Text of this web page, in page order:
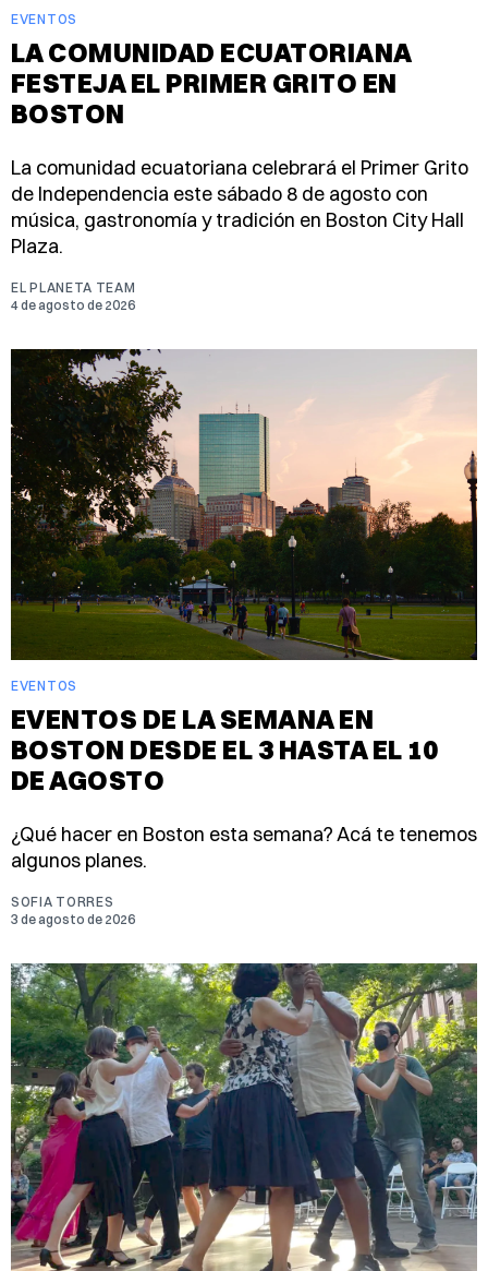
EVENTOS
LA COMUNIDAD ECUATORIANA
FESTEJA EL PRIMER GRITO EN
BOSTON
La comunidad ecuatoriana celebrará el Primer Grito
de Independencia este sábado 8 de agosto con
música, gastronomía y tradición en Boston City Hall
Plaza.
EL PLANETA TEAM
4 de agosto de 2026
EVENTOS
EVENTOS DE LA SEMANA EN
BOSTON DESDE EL 3 HASTA EL 10
DE AGOSTO
¿Qué hacer en Boston esta semana? Acá te tenemos
algunos planes.
SOFIA TORRES
3 de agosto de 2026